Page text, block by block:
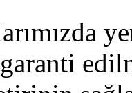
garanti